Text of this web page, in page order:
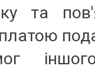
та